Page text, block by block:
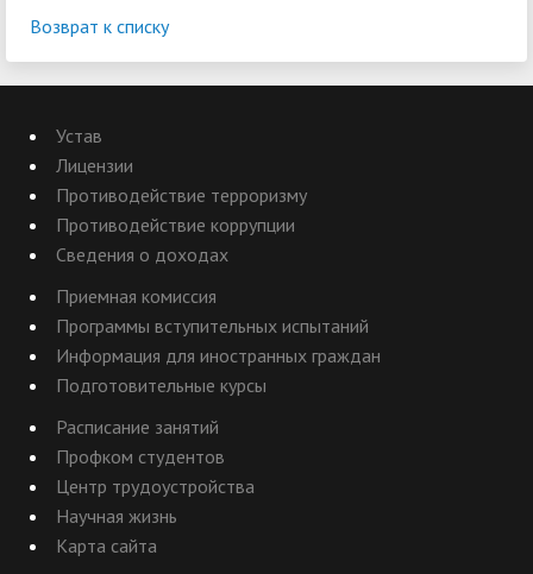
Возврат к списку
Устав
Лицензии
Противодействие терроризму
Противодействие коррупции
Сведения о доходах
Приемная комиссия
Программы вступительных испытаний
Информация для иностранных граждан
Подготовительные курсы
Расписание занятий
Профком студентов
Центр трудоустройства
Научная жизнь
Карта сайта